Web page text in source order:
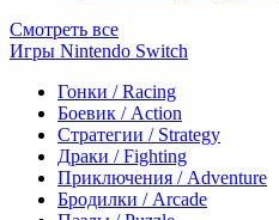
Смотреть все
Игры Nintendo Switch
Гонки / Racing
Боевик / Action
Стратегии / Strategy
Драки / Fighting
Приключения / Adventure
Бродилки / Arcade